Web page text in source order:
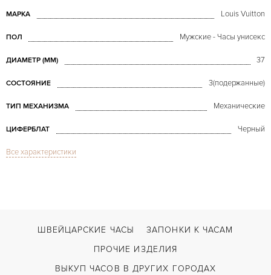
МАРКА Louis Vuitton
ПОЛ Мужские - Часы унисекс
ДИАМЕТР (MM) 37
СОСТОЯНИЕ 3(подержанные)
ТИП МЕХАНИЗМА Механические
ЦИФЕРБЛАТ Черный
МОДЕЛЬ
Застежка с помощью шипа
Все характеристики
ШВЕЙЦАРСКИЕ ЧАСЫ
ЗАПОНКИ К ЧАСАМ
ПРОЧИЕ ИЗДЕЛИЯ
ВЫКУП ЧАСОВ В ДРУГИХ ГОРОДАХ